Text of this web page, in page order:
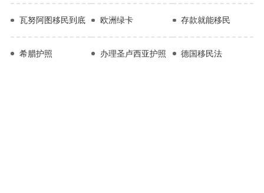
瓦努阿图移民到底 欧洲绿卡 存款就能移民
希腊护照 办理圣卢西亚护照 德国移民法